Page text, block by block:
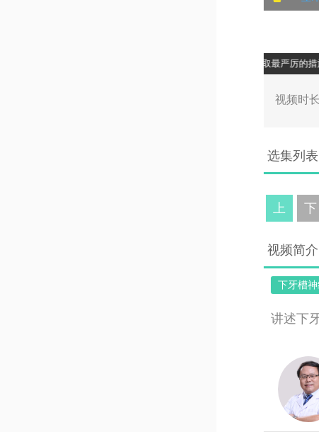
00:00
方式进行的盗版传播及售卖行为，一经发现，BITC将采取最严厉的措施
视频时
选集列表
上 下
视频简介
下牙槽
讲述下